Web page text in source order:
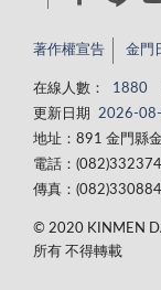
著作權宣告 金門
在線人數： 1880
更新日期
2026-
地址：891 金門縣
電話：(082)332374
傳真：
© 2020 KINMEN
所有 不得轉載